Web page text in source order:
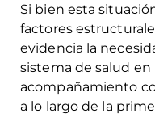
Si bien esta
factores
evidencia la
sistema de salud
acompañamiento
a lo largo de la